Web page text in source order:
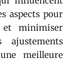
aspects pour
minimiser
ajustements
meilleure